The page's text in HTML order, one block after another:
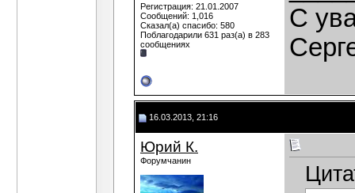
Регистрация: 21.01.2007
Сообщений: 1,016
Сказал(а) спасибо: 580
Поблагодарили 631 раз(а) в 283
сообщениях
C
16.03.2013, 21:16
Юрий К.
Форумчанин